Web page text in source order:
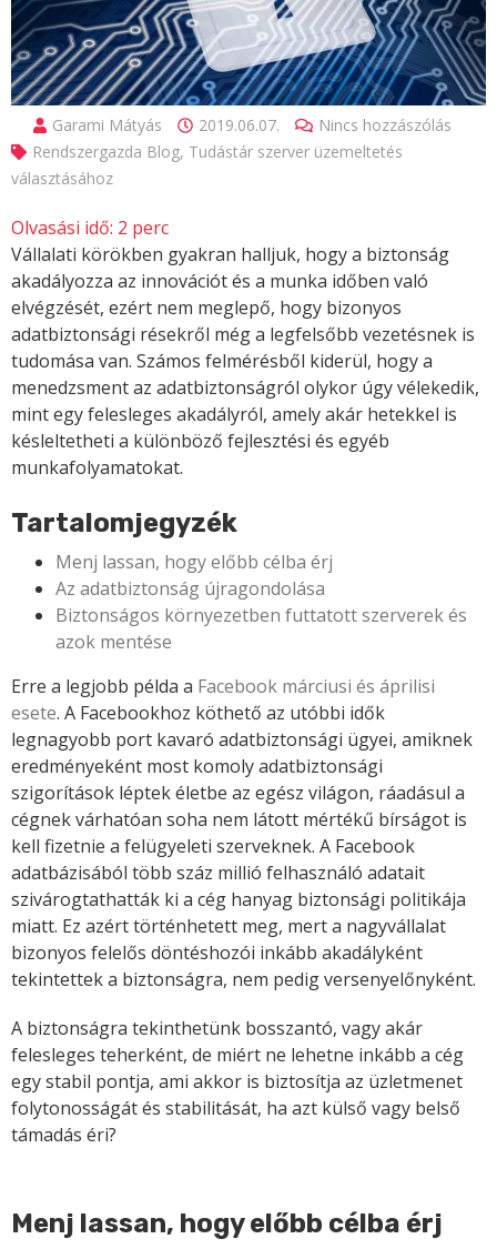
Garami Mátyás 2019.06.07.
Nincs hozzászólás
Rendszergazda Blog, Tudástár szerver üzemeltetés
választásához
Olvasási idő: 2 perc
Vállalati körökben gyakran halljuk, hogy a biztonság
akadályozza az innovációt és a munka időben való
elvégzését, ezért nem meglepő, hogy bizonyos
adatbiztonsági résekről még a legfelsőbb vezetésnek is
tudomása van. Számos felmérésből kiderül, hogy a
menedzsment az adatbiztonságról olykor úgy vélekedik,
mint egy felesleges akadályról, amely akár hetekkel is
késleltetheti a különböző fejlesztési és egyéb
munkafolyamatokat.
Tartalomjegyzék
Menj lassan, hogy előbb célba érj
Az adatbiztonság újragondolása
Biztonságos környezetben futtatott szerverek és
azok mentése
Erre a legjobb példa a Facebook márciusi és áprilisi
esete. A Facebookhoz köthető az utóbbi idők
legnagyobb port kavaró adatbiztonsági ügyei, amiknek
eredményeként most komoly adatbiztonsági
szigorítások léptek életbe az egész világon, ráadásul a
cégnek várhatóan soha nem látott mértékű bírságot is
kell fizetnie a felügyeleti szerveknek. A Facebook
adatbázisából több száz millió felhasználó adatait
szivárogtathatták ki a cég hanyag biztonsági politikája
miatt. Ez azért történhetett meg, mert a nagyvállalat
bizonyos felelős döntéshozói inkább akadályként
tekintettek a biztonságra, nem pedig versenyelőnyként.
A biztonságra tekinthetünk bosszantó, vagy akár
felesleges teherként, de miért ne lehetne inkább a cég
egy stabil pontja, ami akkor is biztosítja az üzletmenet
folytonosságát és stabilitását, ha azt külső vagy belső
támadás éri?
Menj lassan, hogy előbb célba érj